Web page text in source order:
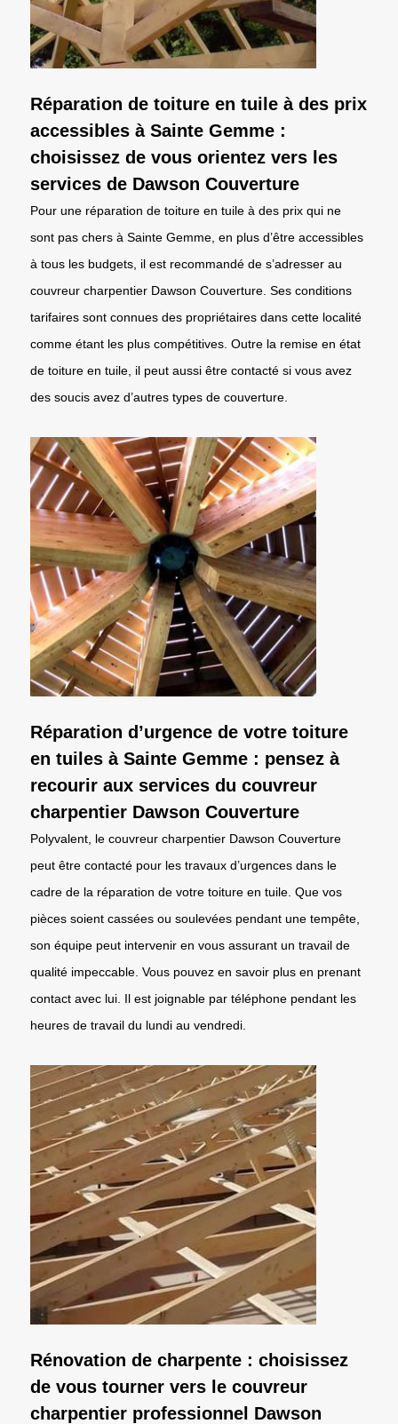
Réparation de toiture en tuile à des prix
accessibles à Sainte Gemme :
choisissez de vous orientez vers les
services de Dawson Couverture
Pour une réparation de toiture en tuile à des prix qui ne
sont pas chers à Sainte Gemme, en plus d’être accessibles
à tous les budgets, il est recommandé de s’adresser au
couvreur charpentier Dawson Couverture. Ses conditions
tarifaires sont connues des propriétaires dans cette localité
comme étant les plus compétitives. Outre la remise en état
de toiture en tuile, il peut aussi être contacté si vous avez
des soucis avez d’autres types de couverture.
Réparation d’urgence de votre toiture
en tuiles à Sainte Gemme : pensez à
recourir aux services du couvreur
charpentier Dawson Couverture
Polyvalent, le couvreur charpentier Dawson Couverture
peut être contacté pour les travaux d’urgences dans le
cadre de la réparation de votre toiture en tuile. Que vos
pièces soient cassées ou soulevées pendant une tempête,
son équipe peut intervenir en vous assurant un travail de
qualité impeccable. Vous pouvez en savoir plus en prenant
contact avec lui. Il est joignable par téléphone pendant les
heures de travail du lundi au vendredi.
Rénovation de charpente : choisissez
de vous tourner vers le couvreur
charpentier professionnel Dawson